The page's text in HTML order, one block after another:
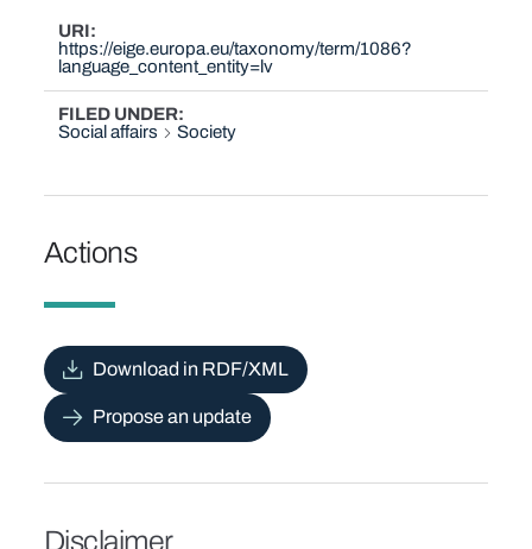
URI
https://eige.europa.eu/taxonomy/term/1086?
language_content_entity=lv
FILED UNDER
Social affairs
Society
Actions
Download in RDF/XML
Propose an update
Disclaimer